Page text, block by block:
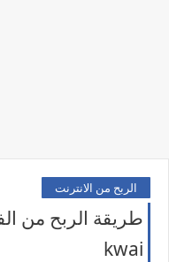
الربح من الانترنت
طريقة الربح من
kwai